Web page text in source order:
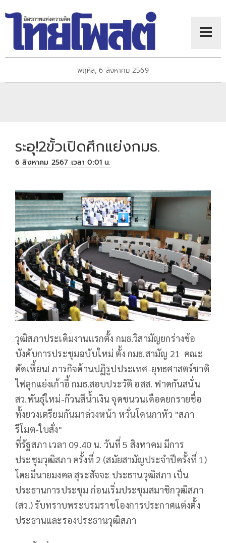
พฤหัส, 6 สิงหาคม 2569
ระอุ!2ขั้วเปิดศึกแย่งกมธ.
6 สิงหาคม 2567 เวลา 0:01 น.
วุฒิสภาประเดิมงานแรกตั้ง กมธ.วิสามัญยกร่างข้อ
บังคับการประชุมฉบับใหม่ ตั้ง กมธ.สามัญ 21 คณะ
ตัดเหี้ยน! ภารกิจด้านปฏิรูปประเทศ-ยุทธศาสตร์ชาติ
ไฟลุกแย่งเก้าอี้ กมธ.สอบประวัติ อสส. ฟาดกันสนั่น
สว.พันธุ์ใหม่-ก๊วนสีน้ำเงิน จุดชนวนเดือดยกรายชื่อ
ทั้งยวงเตรียมกันมาล่วงหน้า หวั่นโดนกาหัว "สภา
รีโมต-ใบสั่ง"
ที่รัฐสภา เวลา 09.40 น. วันที่ 5 สิงหาคม มีการ
ประชุมวุฒิสภา ครั้งที่ 2 (สมัยสามัญประจำปีครั้งที่ 1)
โดยมีนายมงคล สุระสัจจะ ประธานวุฒิสภา เป็น
ประธานการประชุม ก่อนเริ่มประชุมสมาชิกวุฒิสภา
(สว.) รับทราบพระบรมราชโองการประกาศแต่งตั้ง
ประธานและรองประธานวุฒิสภา